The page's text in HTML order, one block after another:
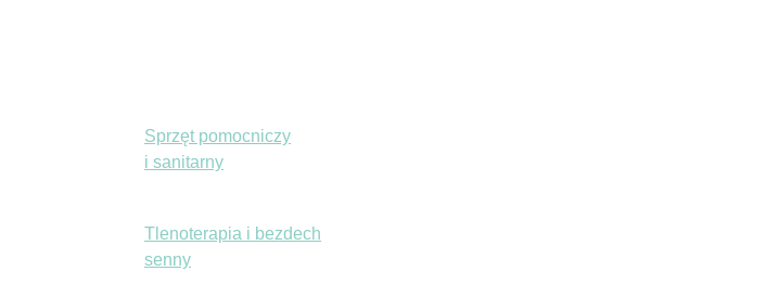
Sprzęt pomocniczy
i sanitarny
Tlenoterapia i bezdech
senny